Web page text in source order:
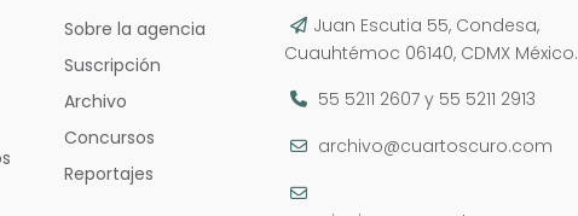
Sobre la agencia
Suscripción
Archivo
Concursos
Reportajes
Juan Escutia 55, Condesa,
Cuauhtémoc 06140, CDMX México.
55 5211 2607y 55 5211 2913
archivo@cuartoscuro.com